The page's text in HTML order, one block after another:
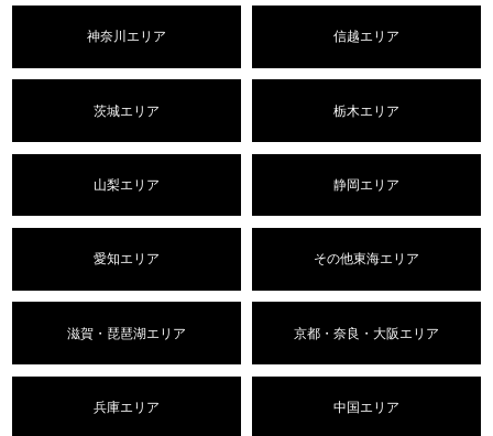
神奈川エリア 信越エリア
茨城エリア 栃木エリア
山梨エリア 静岡エリア
愛知エリア その他東海エリア
滋賀・琵琶湖エリア 京都・奈良・大阪エリア
兵庫エリア 中国エリア